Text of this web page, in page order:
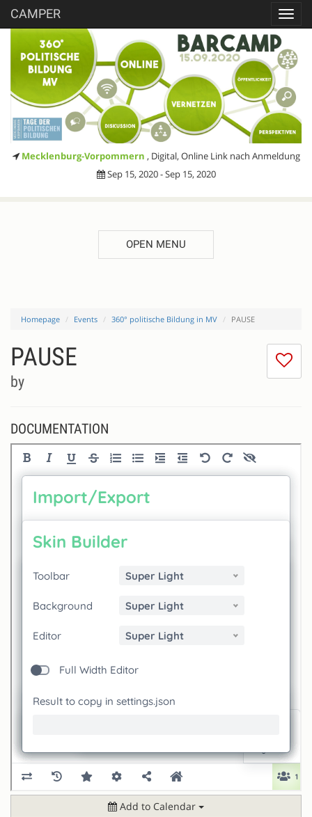
CAMPER
Mecklenburg-Vorpommern , Digital, Online Link nach Anmeldung
Sep 15, 2020 - Sep 15, 2020
OPEN MENU
Homepage Events 360° politische Bildung in MV PAUSE
I
PAUSE
by
DOCUMENTATION
Add to Calendar